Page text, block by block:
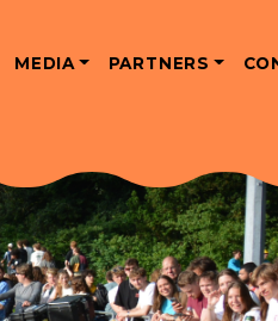
MEDIA PARTNERS